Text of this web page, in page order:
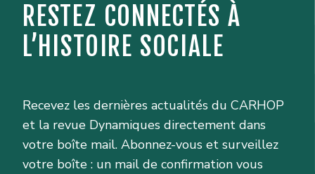
RESTEZ CONNECTÉS À
L’HISTOIRE SOCIALE
Recevez les dernières actualités du CARHOP
et la revue Dynamiques directement dans
votre boîte mail. Abonnez-vous et surveillez
votre boîte : un mail de confirmation vous